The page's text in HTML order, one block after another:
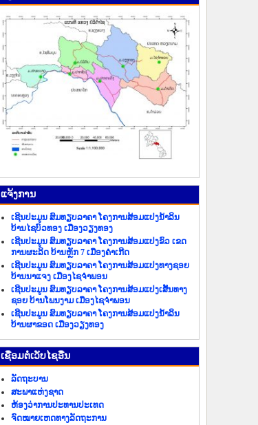
ແຈ້ງ​ການ
ເຊີນປະມູນ ສົມທຽບລາຄາ ໂຄງການສ້ອມແປງນ້ຳລິນ
ບ້ານໄຊບົວທອງ ເມືອງວຽງທອງ
ເຊີນປະມູນ ສົມທຽບລາຄາ ໂຄງການສ້ອມແປງຂົວ ເຂດ
ການຜະລິດ ບ້ານຫຼັກ 7 ເມືອງຄຳເກີດ
ເຊີນປະມູນ ສົມທຽບລາຄາ ໂຄງການສ້ອມແປງທາງຊອຍ
ບ້ານນາແຈງ ເມືອງໄຊຈຳພອນ
ເຊີນປະມູນ ສົມທຽບລາຄາ ໂຄງການສ້ອມແປງເສັ້ນທາງ
ຊອຍ ບ້ານໂພນງາມ ເມືອງໄຊຈຳພອນ
ເຊີນປະມູນ ສົມທຽບລາຄາ ໂຄງການສ້ອມແປງນ້ຳລິນ
ບ້ານຜາຂອດ ເມືອງວຽງທອງ
​ເຊື່ອມ​ຕໍ່​ເວັບ​ໄຊ​ອື່ນ
ລັດ​ຖະ​ບານ
ສະພາແຫ່ງຊາດ
ຫ້ອງວ່າການປະທານປະເທດ
ຈົດໝາຍເຫດທາງລັດຖະການ